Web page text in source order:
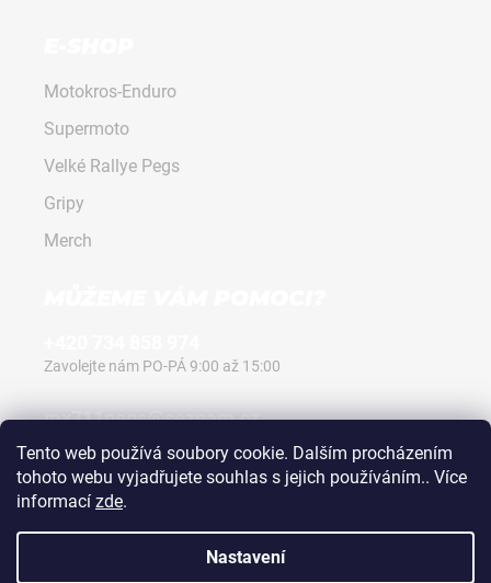
Tento web používá soubory cookie. Dalším procházením
tohoto webu vyjadřujete souhlas s jejich používáním.. Více
informací zde.
Nastavení
Motokros-Enduro
Supermoto
Velké Rallye Pegs
Gripy
Merch
Zavolejte nám PO-PÁ 9:00 až 15:00
mx711pegs@seznam.cz